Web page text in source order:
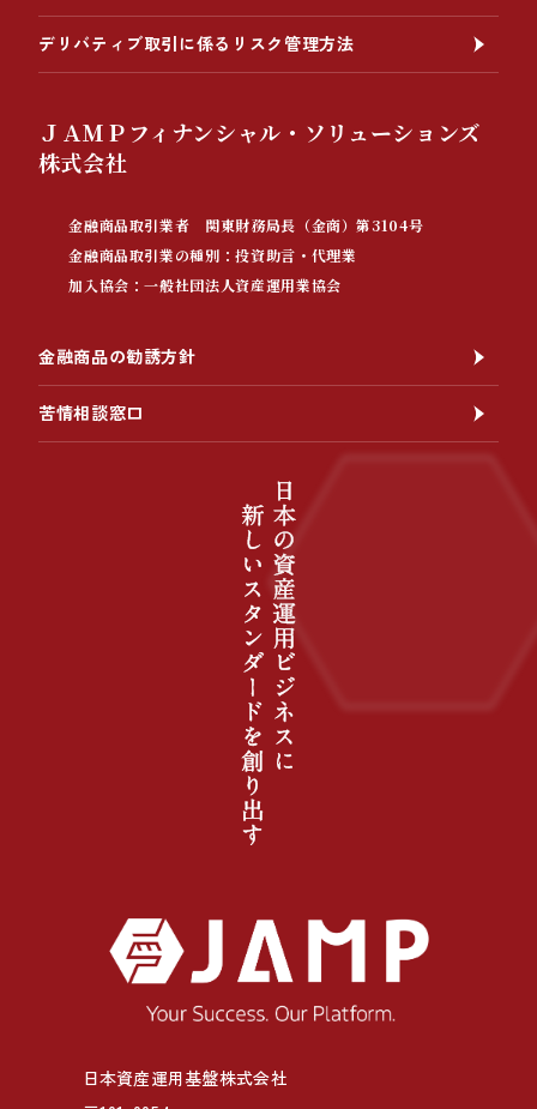
日本資産運用基盤株式会社
デリバティブ取引に係るリスク管理方法
ＪＡＭＰフィナンシャル・ソリューションズ
株式会社
金融商品取引業者 関東財務局長（金商）第3104号
金融商品取引業の種別：投資助言・代理業
加入協会：一般社団法人資産運用業協会
金融商品の勧誘方針
苦情相談窓口